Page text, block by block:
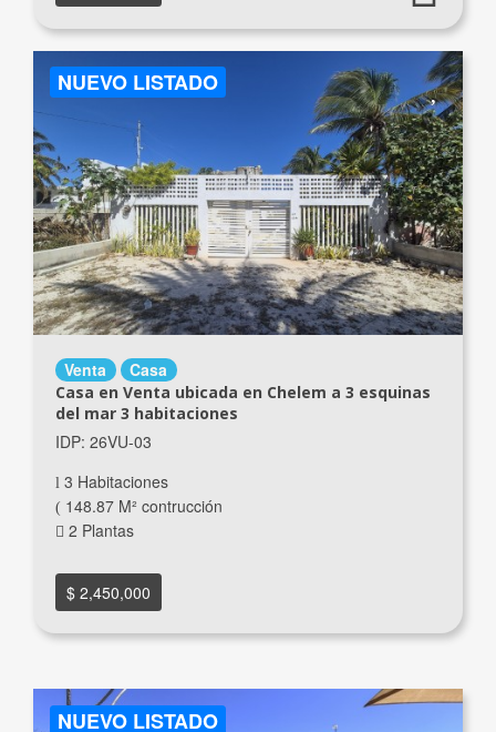
NUEVO LISTADO
Venta Casa
Casa en Venta ubicada en Chelem a 3 esquinas
del mar 3 habitaciones
IDP: 26VU-03
3 Habitaciones
148.87 M² contrucción
2 Plantas
$ 2,450,000
NUEVO LISTADO